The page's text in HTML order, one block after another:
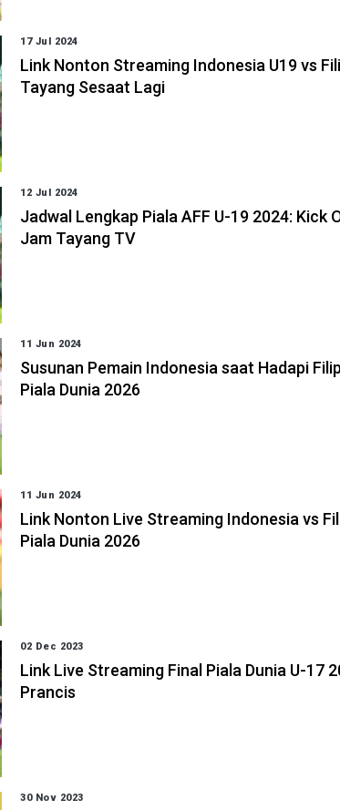
17 Jul 2024
Link Nonton Streaming Indonesia U19 vs
Tayang Sesaat Lagi
12 Jul 2024
Jadwal Lengkap Piala AFF U-19 2024: Kick
Jam Tayang TV
11 Jun 2024
Susunan Pemain Indonesia saat Hadapi
Piala Dunia 2026
11 Jun 2024
Link Nonton Live Streaming Indonesia vs
Piala Dunia 2026
02 Dec 2023
Link Live Streaming Final Piala Dunia U-17
Prancis
30 Nov 2023